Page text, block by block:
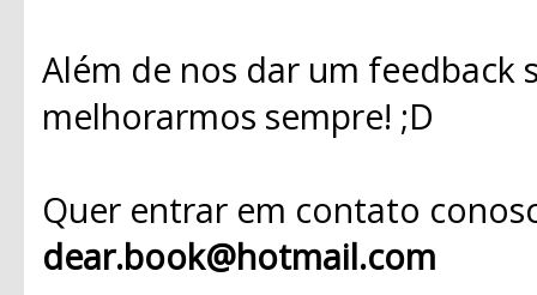
Além de nos dar um
melhorarmos sempre! ;D
Quer entrar em contato
dear.book@hotmail.com